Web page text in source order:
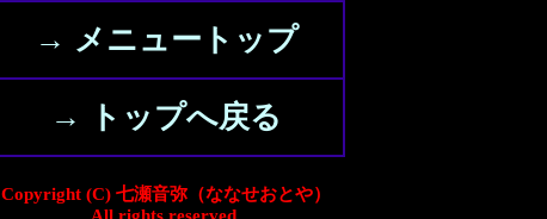
→ メニュートップ
→ トップへ戻る
Copyright (C) 七瀬音弥（ななせおとや）